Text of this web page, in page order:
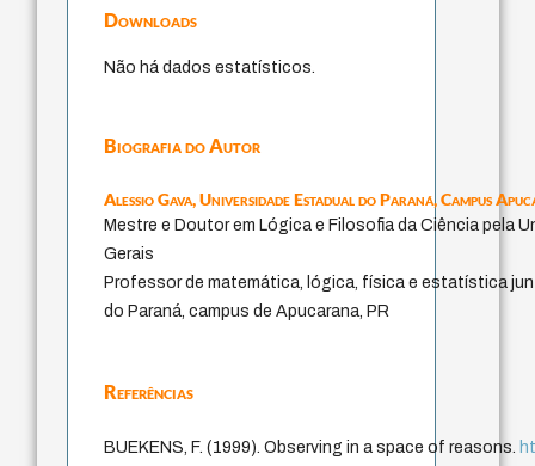
Downloads
Não há dados estatísticos.
Biografia do Autor
Alessio Gava,Universidade Estadual do Paraná, Campus
Mestre e Doutor em Lógica e Filosofia da Ciência pela
Gerais
Professor de matemática, lógica, física e estatística
do Paraná, campus de Apucarana, PR
Referências
BUEKENS, F. (1999). Observing in a space of reasons.